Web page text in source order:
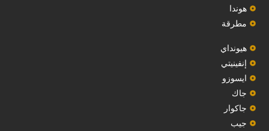
هوندا
مطرقة
هيونداي
إنفينيتي
‏ايسوزو‏
‏جاك‏
جاكوار
جيب